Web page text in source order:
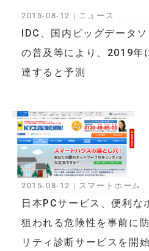
IDC、国内ビッグデータ
の普及等により、2019年
達すると予測
2015-08-12 | ニュース
日本PCサービス、便利な
狙われる危険性を事前に
リティ診断サービスを開始
2015-08-12 | スマートホーム